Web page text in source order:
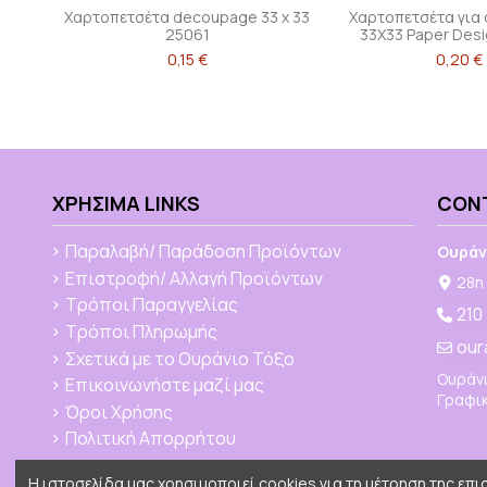
Χαρτοπετσέτα decoupage 33 x 33
25061
0,15 €
Χαρτοπετσέτα
33X33 Paper
0,20 €
ΧΡΉΣΙΜΑ LINKS
Παραλαβή/ Παράδοση Προϊόντων
Επιστροφή/ Αλλαγή Προϊόντων
Τρόποι Παραγγελίας
Τρόποι Πληρωμής
Σχετικά με το Ουράνιο Τόξο
Επικοινωνήστε μαζί μας
Όροι Χρήσης
Πολιτική Απορρήτου
28η